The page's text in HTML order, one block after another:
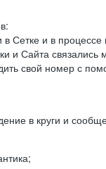
Сетке и в
и Сайта
свой номер с
в круги и